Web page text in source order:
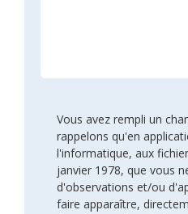
Vous avez rempli un
rappelons qu'en
l'informatique, aux
janvier 1978, que vous
d'observations et/ou
faire apparaître,